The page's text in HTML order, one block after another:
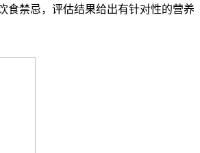
食禁忌，评估结果给出有针对性的营养